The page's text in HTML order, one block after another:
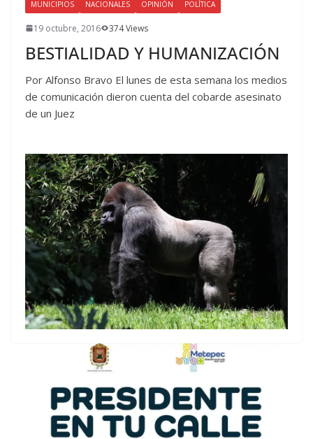
MUNICIPIOS NACIONALES OPINIÓN POLÍTICA
19 octubre, 2016 374 Views
BESTIALIDAD Y HUMANIZACIÓN
Por Alfonso Bravo El lunes de esta semana los medios
de comunicación dieron cuenta del cobarde asesinato
de un Juez